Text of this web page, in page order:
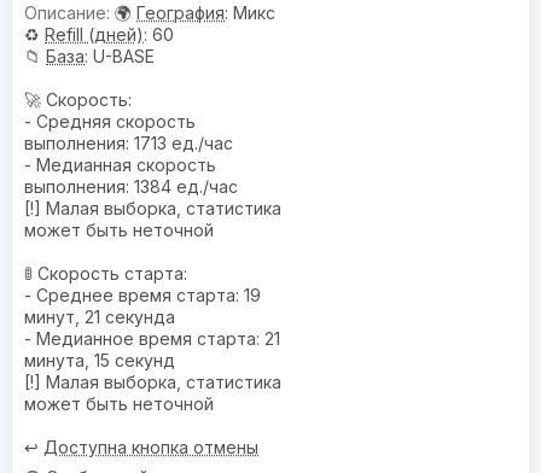
🌍 География: Микс
♻️ Refill (дней): 60
📁 База: U-BASE
🚀 Скорость:
- Средняя скорость
выполнения: 1713 ед./час
- Медианная скорость
выполнения: 1384 ед./час
[!] Малая выборка, статистика
может быть неточной
🚦 Скорость старта:
- Среднее время старта: 19
минут, 21 секунда
- Медианное время старта: 21
минута, 15 секунд
[!] Малая выборка, статистика
может быть неточной
↩️ Доступна кнопка отмены